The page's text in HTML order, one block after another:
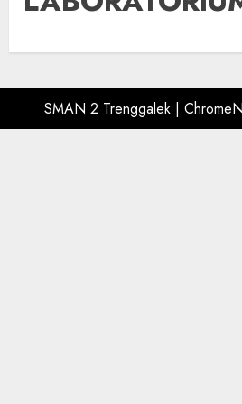
SMAN 2 Trenggalek |